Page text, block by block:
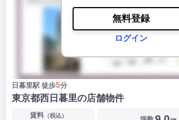
無料登録
ログイン
日暮里駅 徒歩5分
東京都西日暮里の店舗物件
賃料（税込）